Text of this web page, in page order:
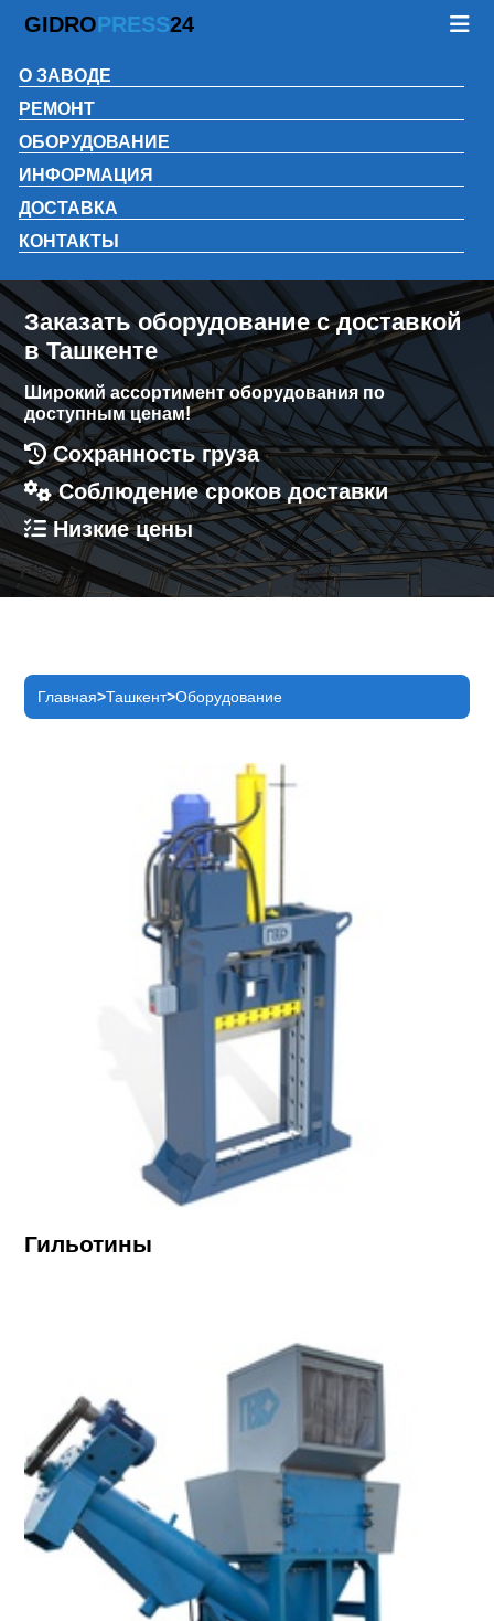
GIDROPRESS24
О ЗАВОДЕ
РЕМОНТ
ОБОРУДОВАНИЕ
ИНФОРМАЦИЯ
ДОСТАВКА
КОНТАКТЫ
Заказать оборудование с доставкой
в Ташкенте
Широкий ассортимент оборудования по
доступным ценам!
Сохранность груза
Соблюдение сроков доставки
Низкие цены
Главная Ташкент Оборудование
Гильотины